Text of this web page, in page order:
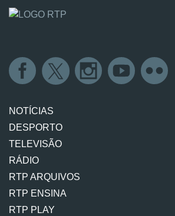
NOTÍCIAS
DESPORTO
TELEVISÃO
RÁDIO
RTP ARQUIVOS
RTP ENSINA
RTP PLAY